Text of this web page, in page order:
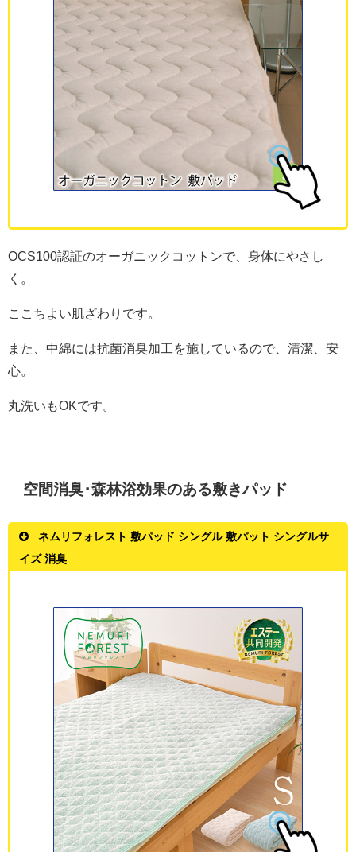
OCS100認証のオーガニックコットンで、身体にやさし
く。
ここちよい肌ざわりです。
また、中綿には抗菌消臭加工を施しているので、清潔、安
心。
丸洗いもOKです。
空間消臭･森林浴効果のある敷きパッド
ネムリフォレスト 敷パッド シングル 敷パット シングルサ
イズ 消臭